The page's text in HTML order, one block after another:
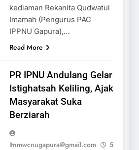
kediaman Rekanita Qudwatul
Imamah (Pengurus PAC
IPPNU Gapura),…
Read More
PR IPNU Andulang Gelar
Istighatsah Keliling, Ajak
Masyarakat Suka
Berziarah
ltnmwcnugapura@gmail.com
5